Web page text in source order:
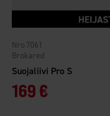
Suojaliivi Pro S
Brokared
7061
169 €